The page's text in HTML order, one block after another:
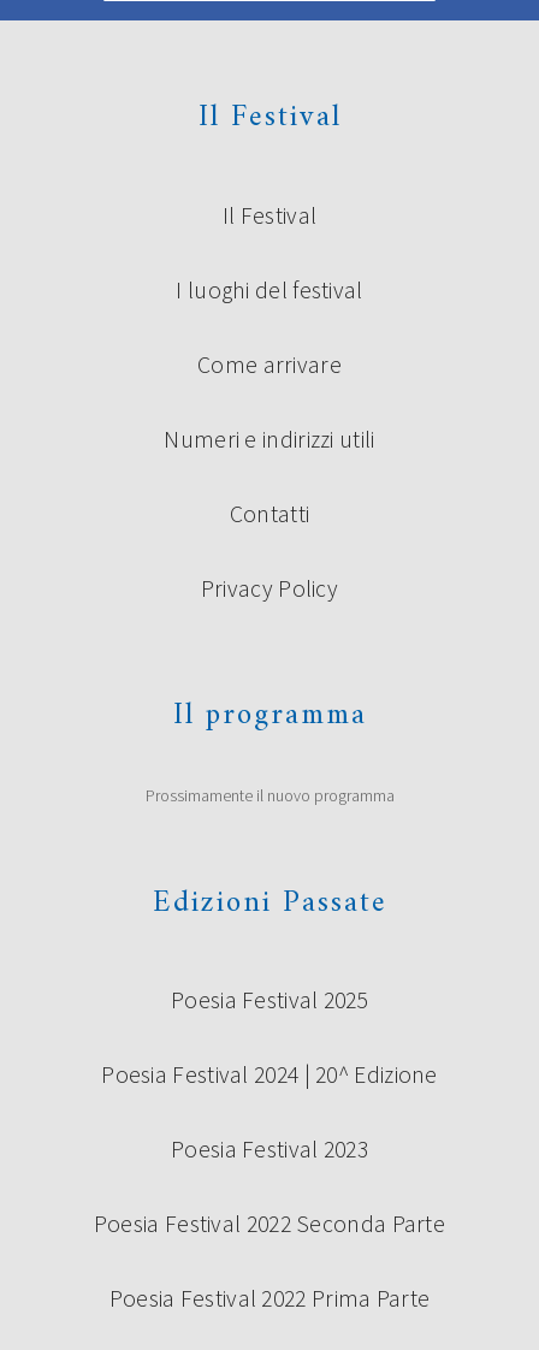
Il Festival
Il Festival
I luoghi del festival
Come arrivare
Numeri e indirizzi utili
Contatti
Privacy Policy
Il programma
Prossimamente il nuovo programma
Edizioni Passate
Poesia Festival 2025
Poesia Festival 2024 | 20^ Edizione
Poesia Festival 2023
Poesia Festival 2022 Seconda Parte
Poesia Festival 2022 Prima Parte